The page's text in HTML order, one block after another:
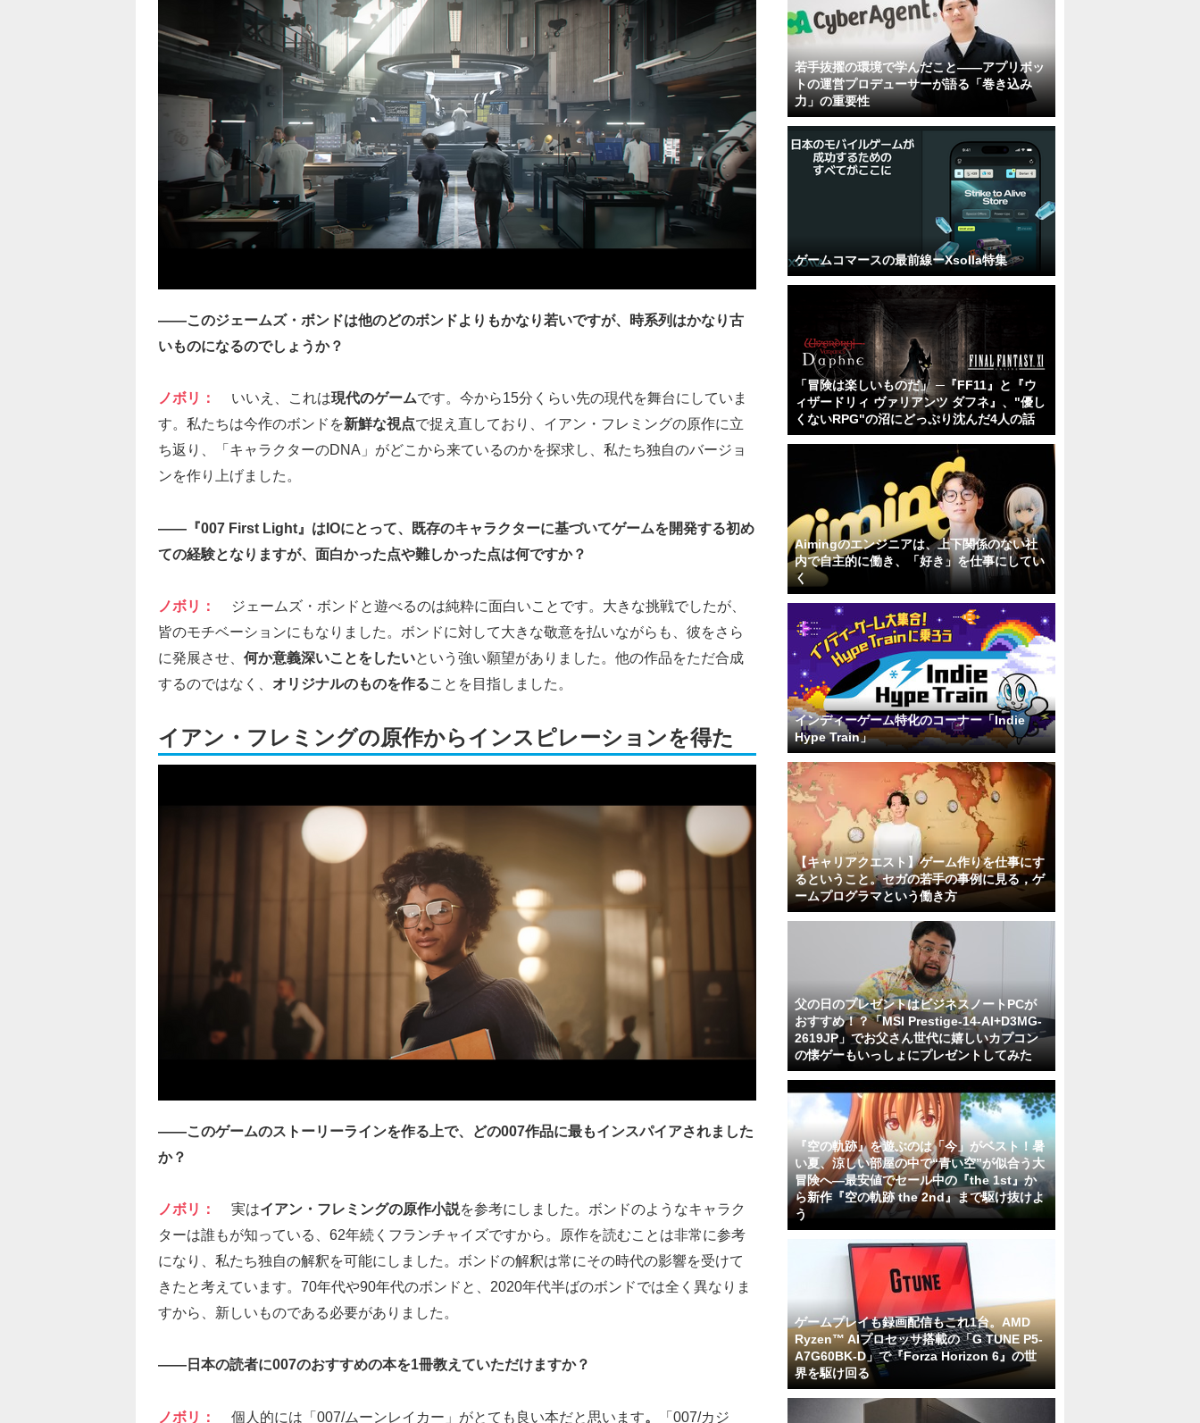
――このジェームズ・ボンドは他のどのボンドよりもかなり若いですが、時系列はかなり古
いものになるのでしょうか？
ノボリ： いいえ、これは現代のゲームです。今から15分くらい先の現代を舞台にしていま
す。私たちは今作のボンドを新鮮な視点で捉え直しており、イアン・フレミングの原作に立
ち返り、「キャラクターのDNA」がどこから来ているのかを探求し、私たち独自のバージョ
ンを作り上げました。
――『007 First Light』はIOにとって、既存のキャラクターに基づいてゲームを開発する初め
ての経験となりますが、面白かった点や難しかった点は何ですか？
ノボリ：
ジェームズ・ボンドと遊べるのは純粋に面白いことです。大きな挑戦でしたが、
皆のモチベーションにもなりました。ボンドに対して大きな敬意を払いながらも、彼をさら
に発展させ、 何か意義深いことをしたいという強い願望がありました。他の作品をただ合成
するのではなく、 オリジナルのものを作ることを目指しました。
イアン・フレミングの原作からインスピレーションを得た
――このゲームのストーリーラインを作る上で、どの007作品に最もインスパイアされました
か？
ノボリ： 実はイアン・フレミングの原作小説を参考にしました。ボンドのようなキャラク
ターは誰もが知っている、62年続くフランチャイズですから。原作を読むことは非常に参考
になり、私たち独自の解釈を可能にしました。ボンドの解釈は常にその時代の影響を受けて
きたと考えています。70年代や90年代のボンドと、2020年代半ばのボンドでは全く異なりま
すから、新しいものである必要がありました。
――日本の読者に007のおすすめの本を1冊教えていただけますか？
ノボリ： 個人的には「007/ムーンレイカー」がとても良い本だと思います。 「007/カジ
若手抜擢の環境で学んだこと――アプリボッ
トの運営プロデューサーが語る「巻き込み
力」の重要性
ゲームコマースの最前線ーXsolla特集
「冒険は楽しいものだ」 ─『FF11』と『ウ
ィザードリィ ヴァリアンツ ダフネ』、"優し
くないRPG"の沼にどっぷり沈んだ4人の話
Aimingのエンジニアは、上下関係のない社
内で自主的に働き、「好き」を仕事にしてい
く
インディーゲーム特化のコーナー「Indie
Hype Train」
【キャリアクエスト】ゲーム作りを仕事にす
るということ。セガの若手の事例に見る，ゲ
ームプログラマという働き方
父の日のプレゼントはビジネスノートPCが
おすすめ！？「MSI Prestige-14-AI+D3MG-
2619JP」でお父さん世代に嬉しいカプコン
の懐ゲーもいっしょにプレゼントしてみた
『空の軌跡』を遊ぶのは「今」がベスト！暑
い夏、涼しい部屋の中で“青い空”が似合う大
冒険へ―最安値でセール中の『the 1st』か
ら新作『空の軌跡 the 2nd』まで駆け抜けよ
う
ゲームプレイも録画配信もこれ1台。AMD
Ryzen™ AIプロセッサ搭載の「G TUNE P5-
A7G60BK-D」で『Forza Horizon 6』の世
界を駆け回る